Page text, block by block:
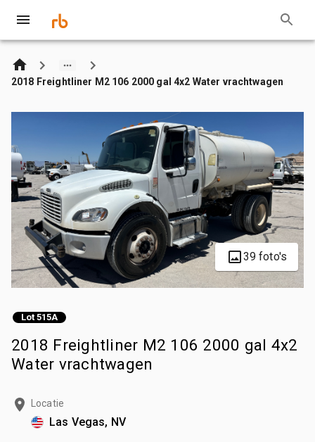
2018 Freightliner M2 106 2000 gal 4x2 Water vrachtwagen
39 foto's
Lot 515A
2018 Freightliner M2 106 2000 gal 4x2
Water vrachtwagen
Locatie
Las Vegas, NV